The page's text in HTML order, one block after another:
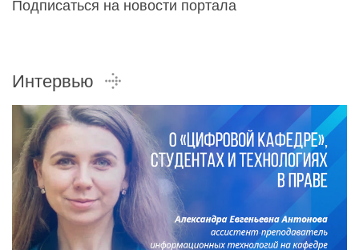
Подписаться на новости портала
Интервью